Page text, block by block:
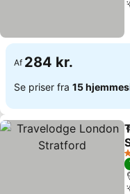
Af 284 kr.
Se priser fra 15